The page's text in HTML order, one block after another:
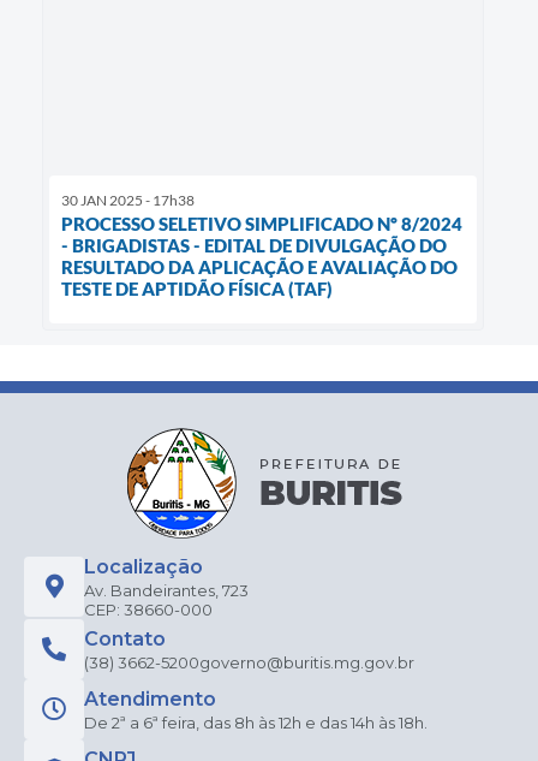
30 JAN 2025 - 17h38
PROCESSO SELETIVO SIMPLIFICADO Nº 8/2024
- BRIGADISTAS - EDITAL DE DIVULGAÇÃO DO
RESULTADO DA APLICAÇÃO E AVALIAÇÃO DO
TESTE DE APTIDÃO FÍSICA (TAF)
Localização
Av. Bandeirantes, 723
CEP: 38660-000
Contato
(38) 3662-5200governo@buritis.mg.gov.br
Atendimento
De 2ª a 6ª feira, das 8h às 12h e das 14h às 18h.